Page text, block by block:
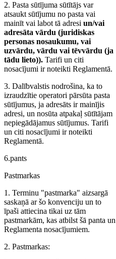
2. Pasta sūtījuma sūtītājs var
atsaukt sūtījumu no pasta vai
mainīt vai labot tā adresi un/vai
adresāta vārdu (juridiskas
personas nosaukumu, vai
uzvārdu, vārdu vai tēvvārdu (ja
tādu lieto)). Tarifi un citi
nosacījumi ir noteikti Reglamentā.
3. Dalībvalstis nodrošina, ka to
izraudzītie operatori pārsūta pasta
sūtījumus, ja adresāts ir mainījis
adresi, un nosūta atpakaļ sūtītājam
nepiegādājamus sūtījumus. Tarifi
un citi nosacījumi ir noteikti
Reglamentā.
6.pants
Pastmarkas
1. Terminu "pastmarka" aizsargā
saskaņā ar šo konvenciju un to
īpaši attiecina tikai uz tām
pastmarkām, kas atbilst šā panta un
Reglamenta nosacījumiem.
2. Pastmarkas: